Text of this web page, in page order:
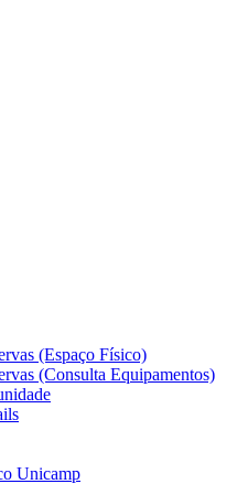
(Espaço Físico)
(Consulta Equipamentos)
Unicamp